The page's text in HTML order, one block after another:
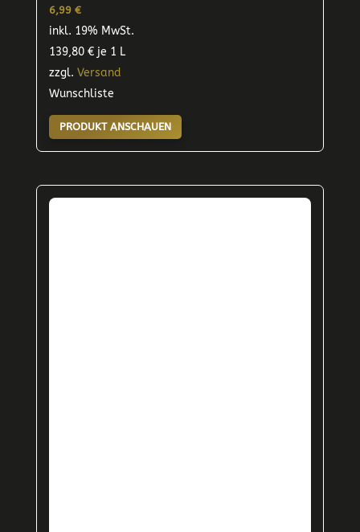
6,99 €
inkl. 19% MwSt.
139,80 €je 1 L
zzgl. Versand
Wunschliste
PRODUKT ANSCHAUEN